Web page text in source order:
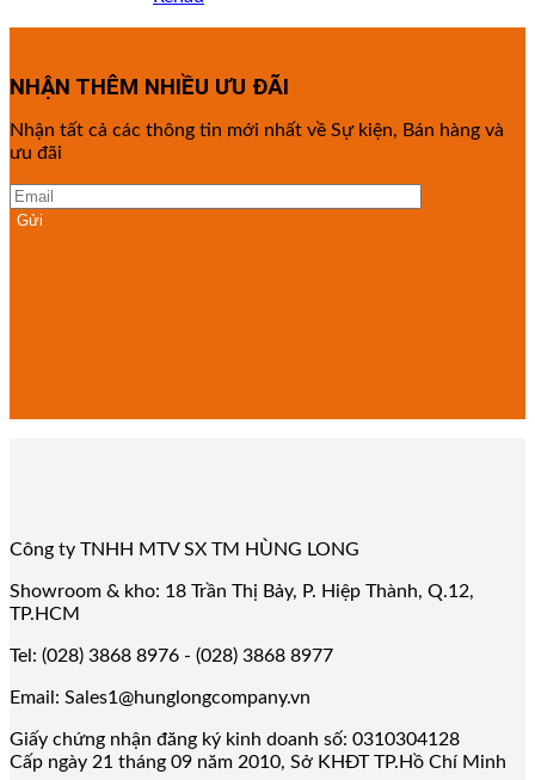
NHẬN THÊM NHIỀU ƯU ĐÃI
Nhận tất cả các thông tin mới nhất về Sự kiện, Bán hàng và
ưu đãi
Công ty TNHH MTV SX TM HÙNG LONG
Showroom & kho: 18 Trần Thị Bảy, P. Hiệp Thành, Q.12,
TP.HCM
Tel: (028) 3868 8976 - (028) 3868 8977
Email: Sales1@hunglongcompany.vn
Giấy chứng nhận đăng ký kinh doanh số: 0310304128
Cấp ngày 21 tháng 09 năm 2010, Sở KHĐT TP.Hồ Chí Minh